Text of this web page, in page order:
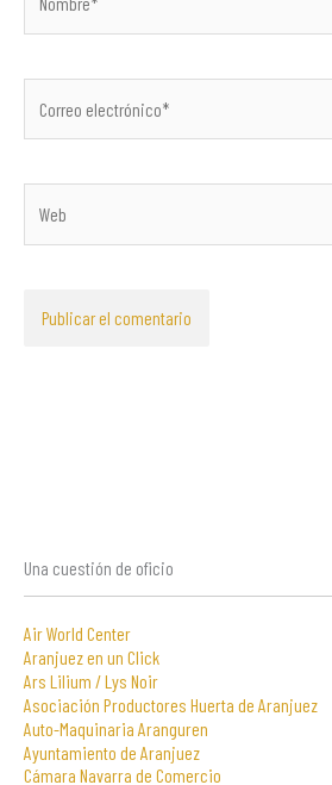
electrónico*
Una cuestión de oficio
Air World Center
Aranjuez en un Click
Ars Lilium / Lys Noir
Asociación Productores Huerta de Aranjuez
Auto-Maquinaria Aranguren
Ayuntamiento de Aranjuez
Cámara Navarra de Comercio